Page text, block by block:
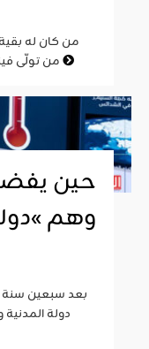
من تولّى
وهم
دولة المدنية